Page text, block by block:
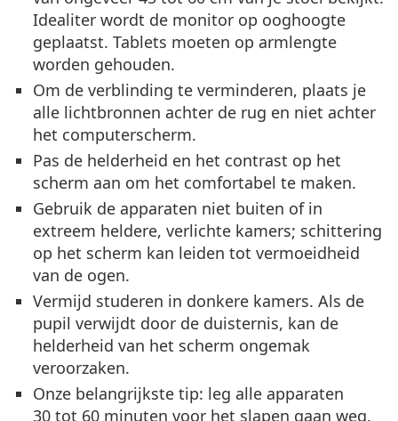
Idealiter wordt de monitor op ooghoogte
geplaatst. Tablets moeten op armlengte
worden gehouden.
Om de verblinding te verminderen, plaats je
alle lichtbronnen achter de rug en niet achter
het computerscherm.
Pas de helderheid en het contrast op het
scherm aan om het comfortabel te maken.
Gebruik de apparaten niet buiten of in
extreem heldere, verlichte kamers; schittering
op het scherm kan leiden tot vermoeidheid
van de ogen.
Vermijd studeren in donkere kamers. Als de
pupil verwijdt door de duisternis, kan de
helderheid van het scherm ongemak
veroorzaken.
Onze belangrijkste tip: leg alle apparaten
30 tot 60 minuten voor het slapen gaan weg.